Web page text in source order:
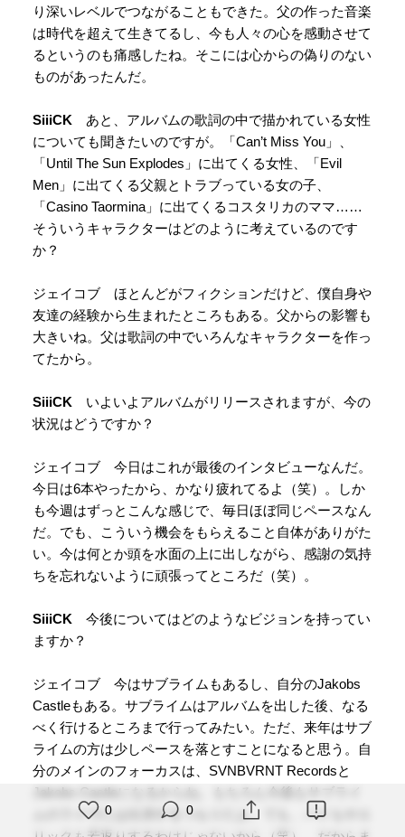
り深いレベルでつながることもできた。父の作った音楽
は時代を超えて生きてるし、今も人々の心を感動させて
るというのも痛感したね。そこには心からの偽りのない
ものがあったんだ。
SiiiCK あと、アルバムの歌詞の中で描かれている女性
についても聞きたいのですが。「Can’t Miss You」、
「Until The Sun Explodes」に出てくる女性、「Evil
Men」に出てくる父親とトラブっている女の子、
「Casino Taormina」に出てくるコスタリカのママ……
そういうキャラクターはどのように考えているのです
か？
ジェイコブ ほとんどがフィクションだけど、僕自身や
友達の経験から生まれたところもある。父からの影響も
大きいね。父は歌詞の中でいろんなキャラクターを作っ
てたから。
SiiiCK いよいよアルバムがリリースされますが、今の
状況はどうですか？
ジェイコブ 今日はこれが最後のインタビューなんだ。
今日は6本やったから、かなり疲れてるよ（笑）。しか
も今週はずっとこんな感じで、毎日ほぼ同じペースなん
だ。でも、こういう機会をもらえること自体がありがた
い。今は何とか頭を水面の上に出しながら、感謝の気持
ちを忘れないように頑張ってところだ（笑）。
SiiiCK 今後についてはどのようなビジョンを持ってい
ますか？
ジェイコブ 今はサブライムもあるし、自分のJakobs
Castleもある。サブライムはアルバムを出した後、なる
べく行けるところまで行ってみたい。ただ、来年はサブ
ライムの方は少しペースを落とすことになると思う。自
分のメインのフォーカスは、SVNBVRNT Recordsと
Jakobs Castleになるからね。もちろん今後もサブライ
ムのライヴには出演するつもりだよ。でも、バドもやエ
0 0